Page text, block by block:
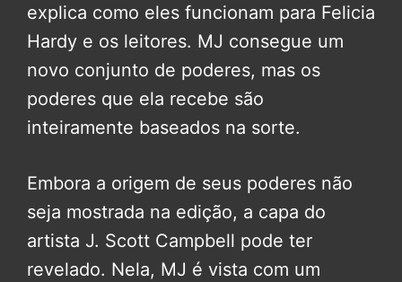
explica como eles funcionam para Felicia
Hardy e os leitores. MJ consegue um
novo conjunto de poderes, mas os
poderes que ela recebe são
inteiramente baseados na sorte.
Embora a origem de seus poderes não
seja mostrada na edição, a capa do
artista J. Scott Campbell pode ter
revelado. Nela, MJ é vista com um